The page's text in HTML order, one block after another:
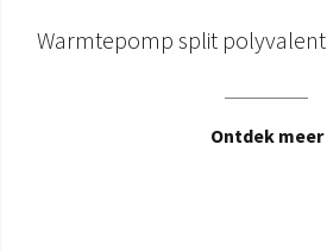
Warmtepomp split polyvalent
Ontdek meer